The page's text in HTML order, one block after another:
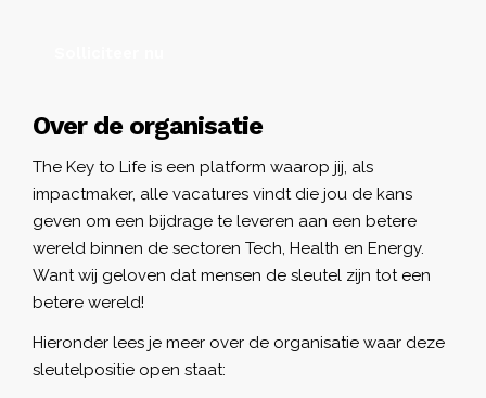
Over de organisatie
The Key to Life is een platform waarop jij, als
impactmaker, alle vacatures vindt die jou de kans
geven om een bijdrage te leveren aan een betere
wereld binnen de sectoren Tech, Health en Energy.
Want wij geloven dat mensen de sleutel zijn tot een
betere wereld!
Hieronder lees je meer over de organisatie waar deze
sleutelpositie open staat: